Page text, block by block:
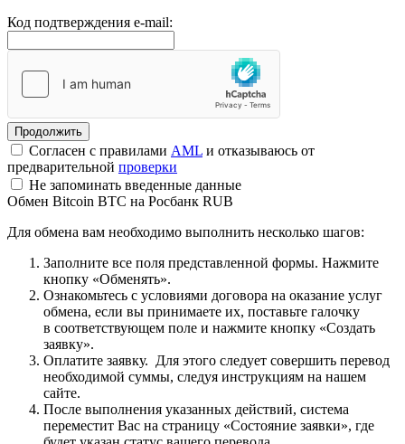
Код подтверждения e-mail:
Согласен с правилами AML и отказываюсь от
предварительной проверки
Не запоминать введенные данные
Обмен Bitcoin BTC на Росбанк RUB
Для обмена вам необходимо выполнить несколько шагов:
Заполните все поля представленной формы. Нажмите
кнопку «Обменять».
Ознакомьтесь с условиями договора на оказание услуг
обмена, если вы принимаете их, поставьте галочку
в соответствующем поле и нажмите кнопку «Создать
заявку».
Оплатите заявку. Для этого следует совершить перевод
необходимой суммы, следуя инструкциям на нашем
сайте.
После выполнения указанных действий, система
переместит Вас на страницу «Состояние заявки», где